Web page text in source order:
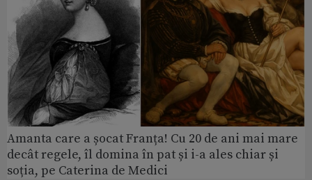
Amanta care a șocat Franța! Cu 20 de ani mai mare
decât regele, îl domina în pat și i-a ales chiar și
soția, pe Caterina de Medici